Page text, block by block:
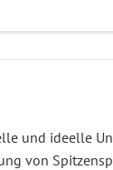
und ideelle
von